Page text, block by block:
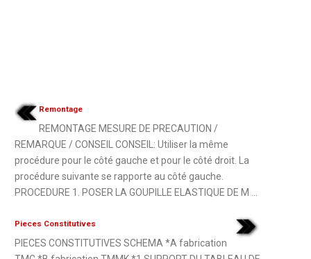
Remontage
REMONTAGE MESURE DE PRECAUTION /
REMARQUE / CONSEIL CONSEIL: Utiliser la même
procédure pour le côté gauche et pour le côté droit. La
procédure suivante se rapporte au côté gauche.
PROCEDURE 1. POSER LA GOUPILLE ELASTIQUE DE M ...
Pieces Constitutives
PIECES CONSTITUTIVES SCHEMA *A fabrication